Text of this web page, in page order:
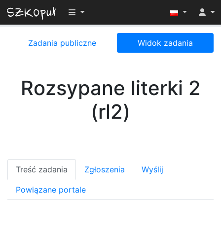
Przełącz widoczność menu
Zadania publiczne Widok zadania
Rozsypane literki 2
(rl2)
Treść zadania Zgłoszenia Wyślij
Powiązane portale